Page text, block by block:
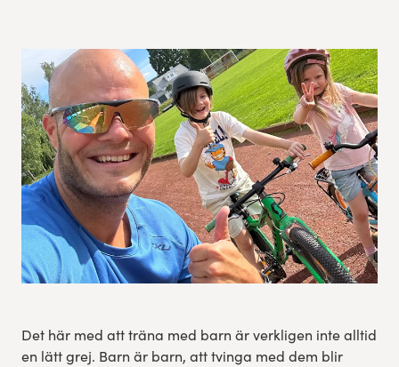
Det här med att träna med barn är verkligen inte alltid
en lätt grej. Barn är barn, att tvinga med dem blir
Sustainability
Funktionär/volontär